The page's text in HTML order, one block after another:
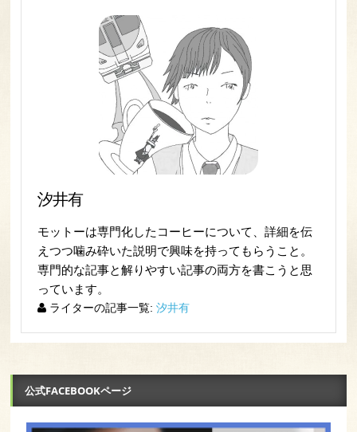
汐井有
モットーは専門化したコーヒーについて、詳細を伝
えつつ噛み砕いた説明で興味を持ってもらうこと。
専門的な記事と解りやすい記事の両方を書こうと思
っています。
ライターの記事一覧: 汐井有
公式FACEBOOKページ